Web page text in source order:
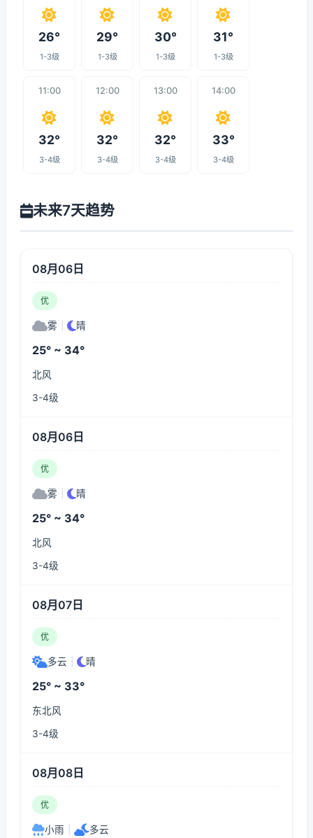
26°
1-3级
29°
1-3级
30°
1-3级
31°
1-3级
11:00
32°
3-4级
12:00
32°
3-4级
13:00
32°
3-4级
14:00
33°
3-4级
未来7天趋势
08月06日
优
雾 晴
25° ~ 34°
北风
3-4级
08月06日
优
雾 晴
25° ~ 34°
北风
3-4级
08月07日
优
多云 晴
25° ~ 33°
东北风
3-4级
08月08日
优
小雨 多云